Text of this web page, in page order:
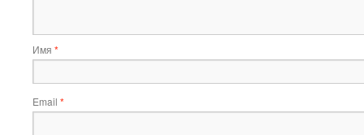
Имя *
Email *